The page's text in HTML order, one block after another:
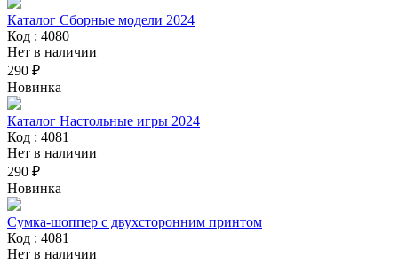
Каталог Сборные модели 2024
Код : 4080
Нет в наличии
290 ₽
Новинка
Каталог Настольные игры 2024
Код : 4081
Нет в наличии
290 ₽
Новинка
Сумка-шоппер с двухсторонним принтом
Код : 4081
Нет в наличии